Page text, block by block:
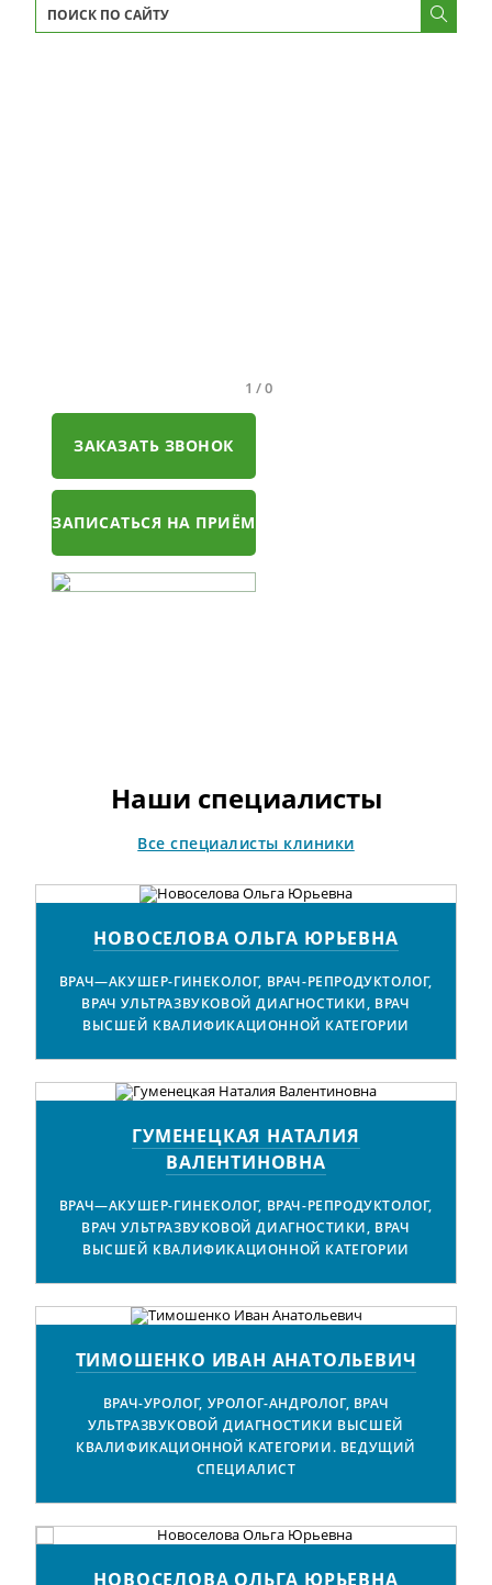
1 /0
ЗАКАЗАТЬ ЗВОНОК
ЗАПИСАТЬСЯ НА ПРИЁМ
Наши специалисты
Все специалисты клиники
НОВОСЕЛОВА ОЛЬГА ЮРЬЕВНА
ВРАЧ—АКУШЕР-ГИНЕКОЛОГ, ВРАЧ-РЕПРОДУКТОЛОГ,
ВРАЧ УЛЬТРАЗВУКОВОЙ ДИАГНОСТИКИ, ВРАЧ
ВЫСШЕЙ КВАЛИФИКАЦИОННОЙ КАТЕГОРИИ
ГУМЕНЕЦКАЯ НАТАЛИЯ
ВАЛЕНТИНОВНА
ВРАЧ—АКУШЕР-ГИНЕКОЛОГ, ВРАЧ-РЕПРОДУКТОЛОГ,
ВРАЧ УЛЬТРАЗВУКОВОЙ ДИАГНОСТИКИ, ВРАЧ
ВЫСШЕЙ КВАЛИФИКАЦИОННОЙ КАТЕГОРИИ
ТИМОШЕНКО ИВАН АНАТОЛЬЕВИЧ
ВРАЧ-УРОЛОГ, УРОЛОГ-АНДРОЛОГ, ВРАЧ
УЛЬТРАЗВУКОВОЙ ДИАГНОСТИКИ ВЫСШЕЙ
КВАЛИФИКАЦИОННОЙ КАТЕГОРИИ. ВЕДУЩИЙ
СПЕЦИАЛИСТ
НОВОСЕЛОВА ОЛЬГА ЮРЬЕВНА